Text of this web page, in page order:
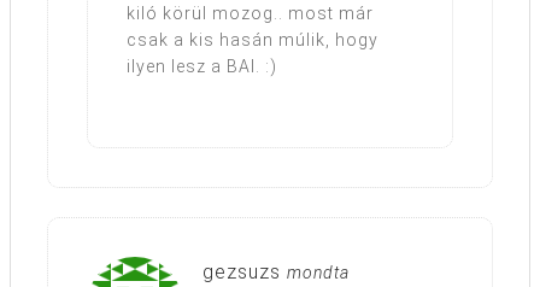
kiló körül mozog.. most már
csak a kis hasán múlik, hogy
ilyen lesz a BAI. :)
gezsuzs mondta